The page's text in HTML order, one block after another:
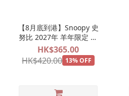
【8月底到港】Snoopy 史
努比 2027年 羊年限定 毛
絨羊帽 羔羊公仔 娃娃玩偶
HK$365.00
HK$420.00 13% OFF